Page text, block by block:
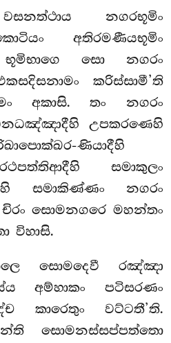
නගරභූමිං
අතිරමණීයභූමිං
සො නගරං
කරිස්සාමී’ති
අකාසි. තං නගරං
උපකරණෙහි
ණියාදීහි
සමාකුලං
සමාකිණ්ණං නගරං
සොමනගරෙ මහන්තං
විහාසි.
සොමදෙවී රඤ්ඤා
අම්හාකං පටිසරණං
කාරෙතුං වට්ටතී’ති.
සොමනස්සප්පත්තො